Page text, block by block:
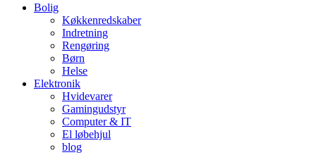
Bolig
Køkkenredskaber
Indretning
Rengøring
Børn
Helse
Elektronik
Hvidevarer
Gamingudstyr
Computer & IT
El løbehjul
blog